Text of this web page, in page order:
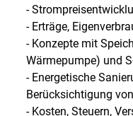
-
- Erträge,
- Konzepte mit
Wärmepumpe) und
- Energetische
Berücksichtigung
- Kosten, Steuern,